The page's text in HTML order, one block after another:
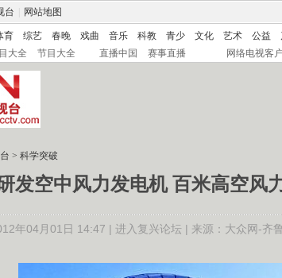
台 网站地图
育 综艺 春晚 戏曲 音乐 科教 青少 文化 艺术 公益
大全 节目大全 直播中国 赛事直播 网络电视客
> 科学突破
发空中风力发电机 百米高空风
年04月01日 14:47 | 进入复兴论坛 | 来源：大众网-齐